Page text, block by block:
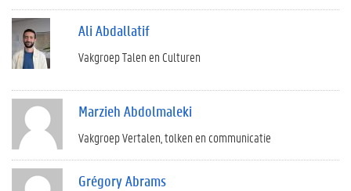
Ali Abdallatif
Vakgroep Talen en Culturen
Marzieh Abdolmaleki
Vakgroep Vertalen, tolken en communicatie
Grégory Abrams